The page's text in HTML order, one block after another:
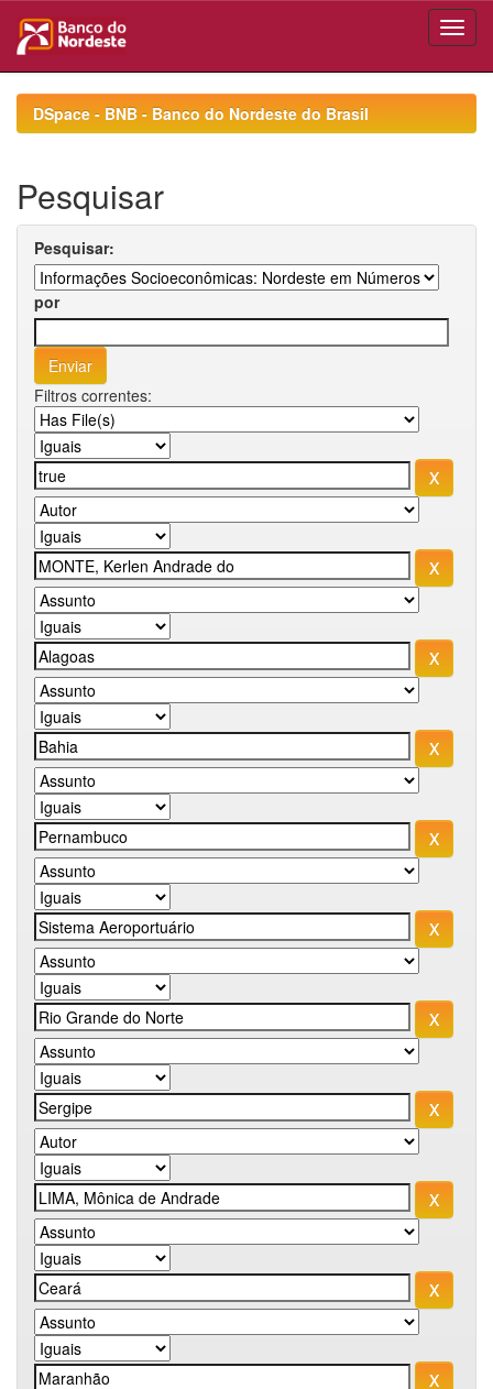
navigationDSpace - BNB - Banco do Nordeste do Brasil
Pesquisar
Pesquisar:
por
Filtros correntes: